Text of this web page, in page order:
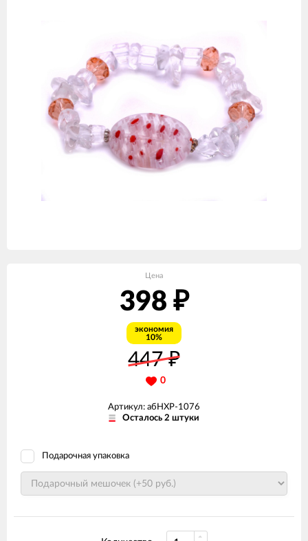
Цена
398 ₽
экономия
10%
447₽
0
Артикул: абНХР-1076
Осталось 2 штуки
Подарочная упаковка